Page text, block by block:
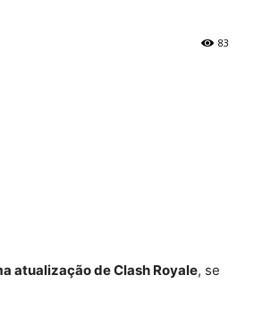
83
atualização de Clash Royale, se